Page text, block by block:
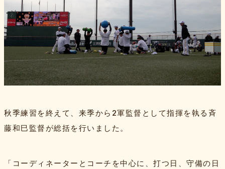
秋季練習を終えて、来季から2軍監督として指揮を執る斉
藤和巳監督が総括を行いました。
「コーディネーターとコーチを中心に、打つ日、守備の日